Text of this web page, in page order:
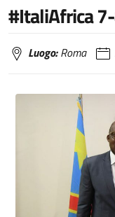
#ItaliAfrica
Luogo:Roma